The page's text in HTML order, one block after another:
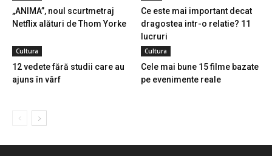
„ANIMA”, noul scurtmetraj
Netflix alături de Thom Yorke
Ce este mai important decat
dragostea intr-o relatie? 11
lucruri
Cultura
12 vedete fără studii care au
ajuns în vârf
Cultura
Cele mai bune 15 filme bazate
pe evenimente reale